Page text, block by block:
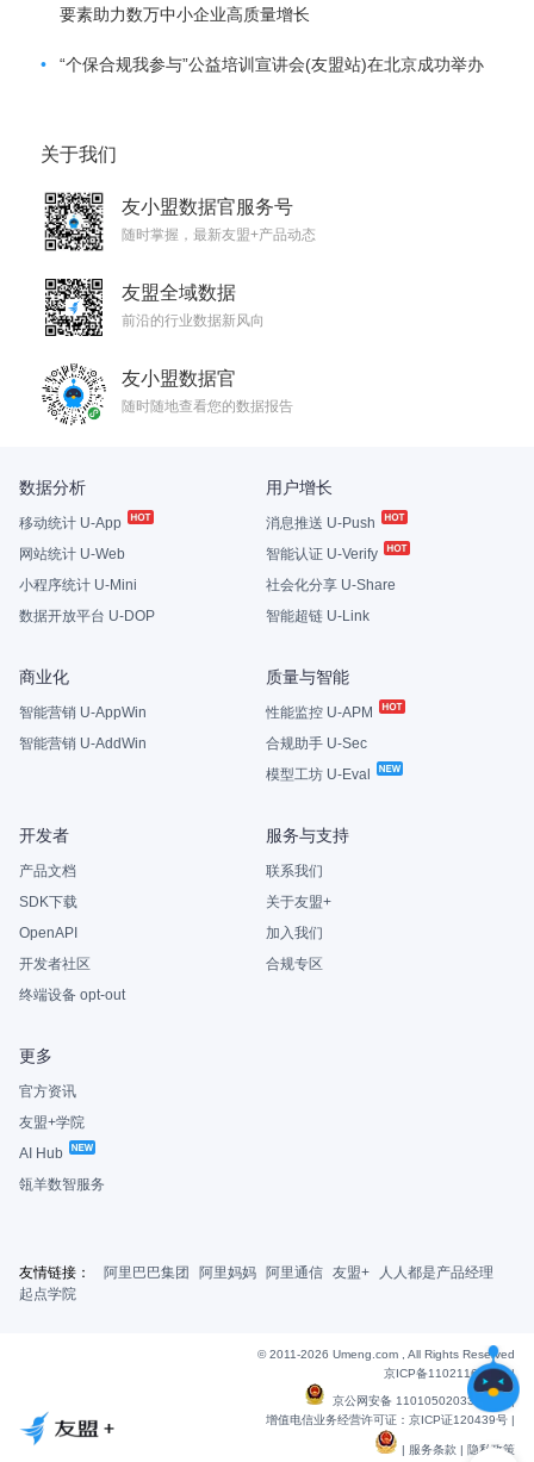
要素助力数万中小企业高质量增长
• “个保合规我参与”公益培训宣讲会(友盟站)在北京成功举办
关于我们
友小盟数据官服务号
随时掌握，最新友盟+产品动态
友盟全域数据
前沿的行业数据新风向
友小盟数据官
随时随地查看您的数据报告
数据分析
移动统计 U-App
网站统计 U-Web
小程序统计 U-Mini
数据开放平台 U-DOP
用户增长
消息推送 U-Push
智能认证 U-Verify
社会化分享 U-Share
智能超链 U-Link
商业化
智能营销 U-AppWin
智能营销 U-AddWin
质量与智能
性能监控 U-APM
合规助手 U-Sec
模型工坊 U-Eval
开发者
产品文档
SDK下载
OpenAPI
开发者社区
终端设备 opt-out
服务与支持
联系我们
关于友盟+
加入我们
合规专区
更多
官方资讯
友盟+学院
AI Hub
瓴羊数智服务
友情链接： 阿里巴巴集团 阿里妈妈 阿里通信 友盟+
人人都是产品经理
起点学院
© 2011-2026 Umeng.com , All Rights Reserved
京ICP备11021163号-6|
京公网安备 11010502033607号
|
增值电信业务经营许可证：京ICP证120439号 |
| 服务条款 | 隐私政策